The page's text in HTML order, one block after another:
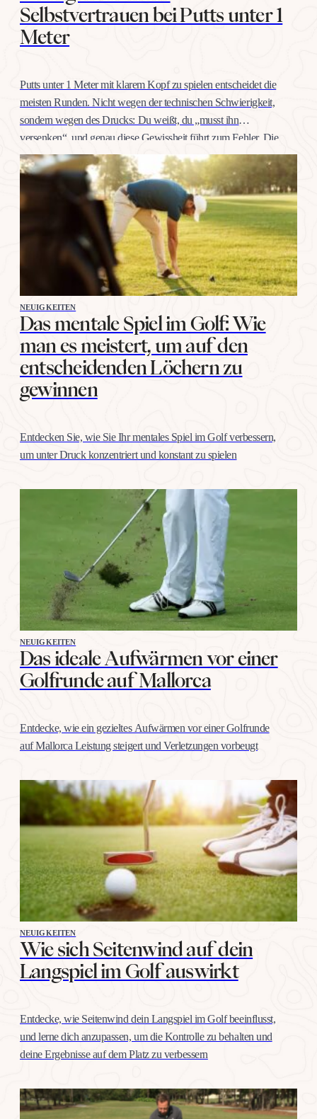
Selbstvertrauen bei Putts unter 1
Meter
Putts unter 1 Meter mit klarem Kopf zu spielen entscheidet die
meisten Runden. Nicht wegen der technischen Schwierigkeit,
sondern wegen des Drucks: Du weißt, du „musst ihn
versenken“, und genau diese Gewissheit führt zum Fehler. Die
gute Nachricht: Selbstvertrauen auf dieser Distanz trainiert man
wie jeden anderen Schlag, mit konkreten Übungen, nicht mit
Willenskraft. Warum…
NEUIGKEITEN
Das mentale Spiel im Golf: Wie
man es meistert, um auf den
entscheidenden Löchern zu
gewinnen
Entdecken Sie, wie Sie Ihr mentales Spiel im Golf verbessern,
um unter Druck konzentriert und konstant zu spielen
NEUIGKEITEN
Das ideale Aufwärmen vor einer
Golfrunde auf Mallorca
Entdecke, wie ein gezieltes Aufwärmen vor einer Golfrunde
auf Mallorca Leistung steigert und Verletzungen vorbeugt
NEUIGKEITEN
Wie sich Seitenwind auf dein
Langspiel im Golf auswirkt
Entdecke, wie Seitenwind dein Langspiel im Golf beeinflusst,
und lerne dich anzupassen, um die Kontrolle zu behalten und
deine Ergebnisse auf dem Platz zu verbessern